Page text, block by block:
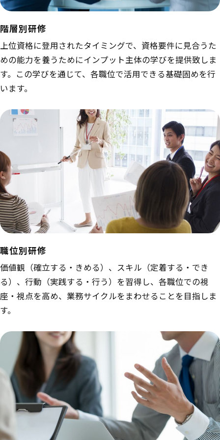
階層別研修
上位資格に登用されたタイミングで、資格要件に見合うた
めの能力を養うためにインプット主体の学びを提供致しま
す。この学びを通じて、各職位で活用できる基礎固めを行
います。
職位別研修
価値観（確立する・きめる）、スキル（定着する・でき
る）、行動（実践する・行う）を習得し、各職位での視
座・視点を高め、業務サイクルをまわせることを目指しま
す。